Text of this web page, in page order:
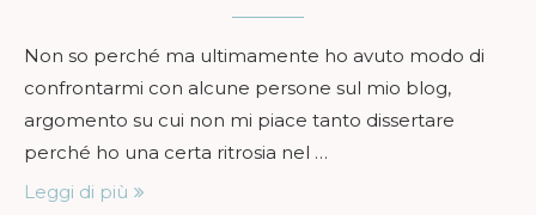
Non so perché ma ultimamente ho avuto modo di
confrontarmi con alcune persone sul mio blog,
argomento su cui non mi piace tanto dissertare
perché ho una certa ritrosia nel …
Leggi di più